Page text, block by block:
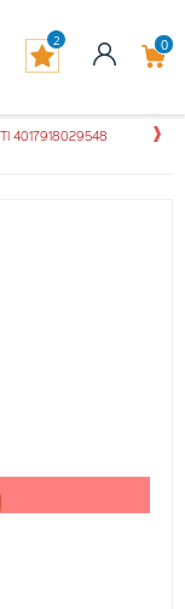
0
2
4017918029548